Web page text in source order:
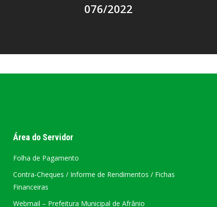
076/2022
Área do Servidor
Folha de Pagamento
Contra-Cheques / Informe de Rendimentos / Fichas
Financeiras
Webmail – Prefeitura Municipal de Afrânio